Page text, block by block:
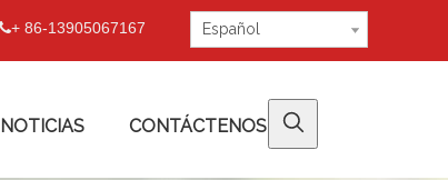
+ 86-13905067167 Español
CONTÁCTENOS